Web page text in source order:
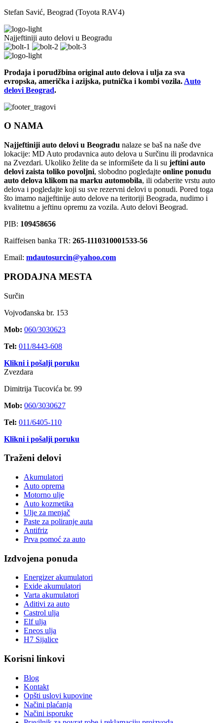
Stefan Savić, Beograd (Toyota RAV4)
Najjeftiniji auto delovi u Beogradu
Prodaja i porudžbina original auto delova i ulja za sva
evropska, američka i azijska, putnička i kombi vozila. Auto
delovi Beograd.
O NAMA
Najjeftiniji auto delovi u Beogradu nalaze se baš na naše dve
lokacije: MD Auto prodavnica auto delova u Surčinu ili prodavnica
na Zvezdari. Ukoliko želite da se informišete da li su jeftini auto
delovi zaista toliko povoljni, slobodno pogledajte online ponudu
auto delova klikom na marku automobila, ili odaberite vrstu auto
delova i pogledajte koji su sve rezervni delovi u ponudi. Pored toga
što imamo najjeftinije auto delove na teritoriji Beograda, nudimo i
kvalitetnu a jeftinu opremu za vozila. Auto delovi Beograd.
PIB: 109458656
Raiffeisen banka TR: 265-1110310001533-56
Email: mdautosurcin@yahoo.com
PRODAJNA MESTA
Surčin
Vojvođanska br. 153
Mob: 060/3030623
Tel: 011/8443-608
Klikni i pošalji poruku
Zvezdara
Dimitrija Tucovića br. 99
Mob: 060/3030627
Tel: 011/6405-110
Klikni i pošalji poruku
Traženi delovi
Akumulatori
Auto oprema
Motorno ulje
Auto kozmetika
Ulje za menjač
Paste za poliranje auta
Antifriz
Prva pomoć za auto
Izdvojena ponuda
Energizer akumulatori
Exide akumulatori
Varta akumulatori
Aditivi za auto
Castrol ulja
Elf ulja
Eneos ulja
H7 Sijalice
Korisni linkovi
Blog
Kontakt
Opšti uslovi kupovine
Načini plaćanja
Načini isporuke